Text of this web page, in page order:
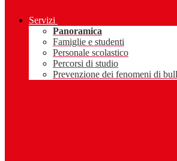
Servizi
Panoramica
Famiglie e studenti
Personale scolastico
Percorsi di studio
Prevenzione dei fenomeni di